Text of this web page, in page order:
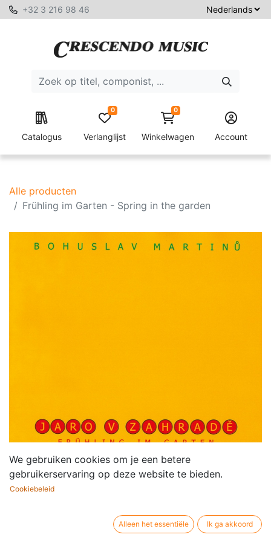
+32 3 216 98 46
Catalogus Verlanglijst
0 0
Winkelwagen Account
Alle producten
Frühling im Garten - Spring in the garden
We gebruiken cookies om je een betere
gebruikerservaring op deze website te bieden.
Cookiebeleid
Alleen het essentiële Ik ga akkoord